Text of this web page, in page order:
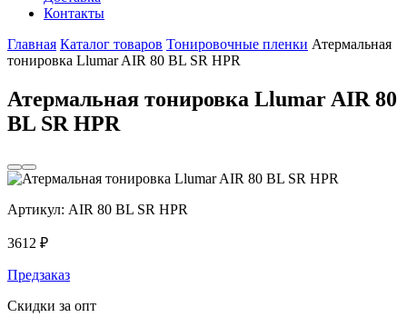
Контакты
Главная Каталог товаров Тонировочные пленки Атермальная
тонировка Llumar AIR 80 BL SR HPR
Атермальная тонировка Llumar AIR 80
BL SR HPR
Артикул: AIR 80 BL SR HPR
3612 ₽
Предзаказ
Скидки за опт